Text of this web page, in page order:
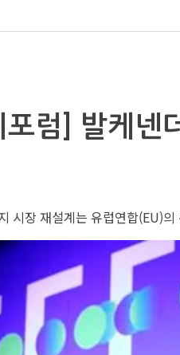
럼] 발케넨
시장 재설계는 유럽연합(EU)